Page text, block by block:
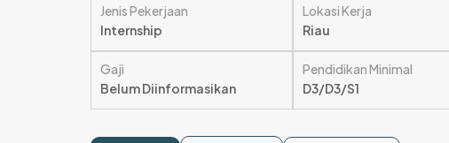
Jenis Pekerjaan
Internship
Lokasi Kerja
Riau
Gaji
Belum Diinformasikan
Pendidikan Minimal
D3/D3/S1